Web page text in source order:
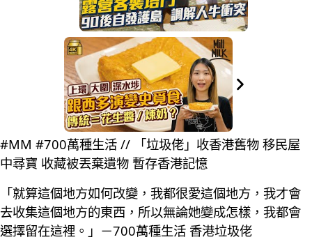
#MM #700萬種生活 // 「垃圾佬」收香港舊物 移民屋
中尋寶 收藏被丟棄遺物 暫存香港記憶
「就算這個地方如何改變，我都很愛這個地方，我才會
去收集這個地方的東西，所以無論她變成怎樣，我都會
選擇留在這裡。」－700萬種生活 香港垃圾佬